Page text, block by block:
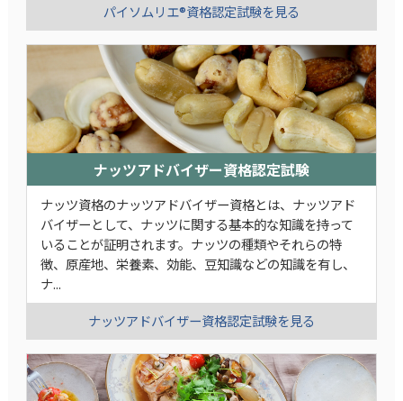
パイソムリエ®資格認定試験を見る
ナッツアドバイザー資格認定試験
ナッツ資格のナッツアドバイザー資格とは、ナッツアド
バイザーとして、ナッツに関する基本的な知識を持って
いることが証明されます。ナッツの種類やそれらの特
徴、原産地、栄養素、効能、豆知識などの知識を有し、
ナ...
ナッツアドバイザー資格認定試験を見る